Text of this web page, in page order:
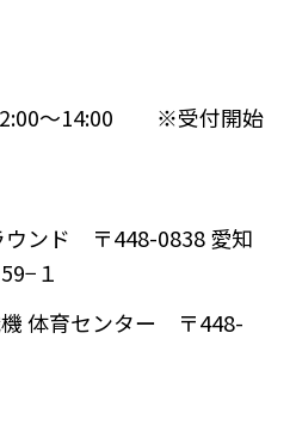
～14:00 ※受付開始
ウンド 〒448-0838 愛知
１
体育センター 〒448-